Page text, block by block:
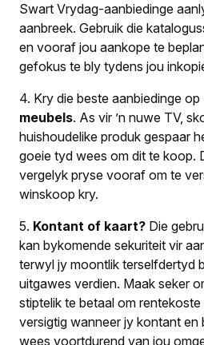
Swart Vrydag-aanbiedinge
aanbreek. Gebruik die
en vooraf jou aankope te
gefokus te bly tydens jou
4. Kry die beste aanbiedinge op
meubels. As vir ’n nuwe TV,
huishoudelike produk gespaar
goeie tyd wees om dit te koop.
vergelyk pryse vooraf om te
winskoop kry.
5. Kontant of kaart? Die
kan bykomende sekuriteit vir
terwyl jy moontlik terselfdertyd
uitgawes verdien. Maak seker
stiptelik te betaal om rentekoste
versigtig wanneer jy kontant en
wees voortdurend van jou